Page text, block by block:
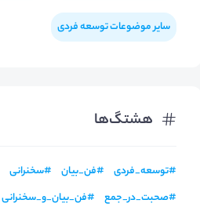
سایر موضوعات توسعه فردی
هشتگ‌ها
#توسعه_فردی #فن_بیان #سخنرانی
#صحبت_در_جمع #فن_بیان_و_سخنرانی